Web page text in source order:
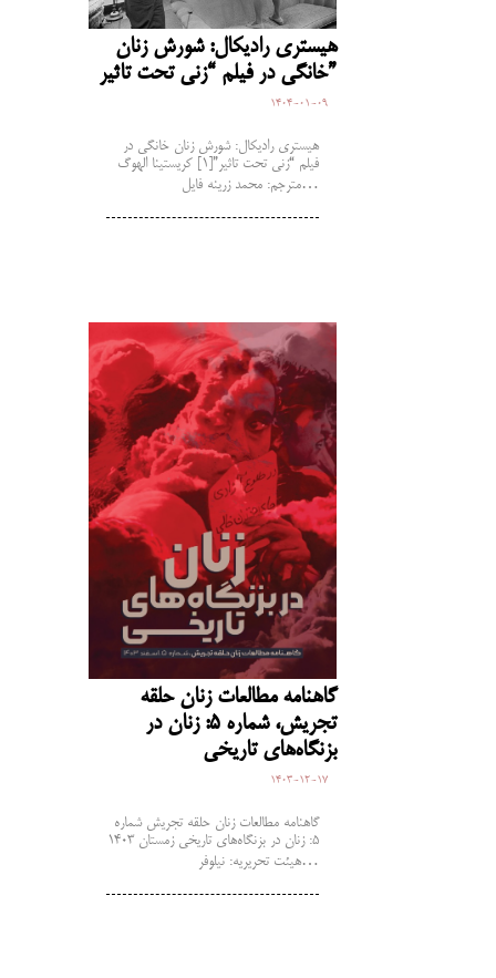
هیستری رادیکال: شورش زنان
خانگی در فیلم “زنی تحت تاثیر”
1404-01-09
هیستری رادیکال: شورش زنان خانگی در
فیلم “زنی تحت تاثیر”[1] کریستینا الهوگ
مترجم: محمد زرینه فایل…
گاهنامه مطالعات زنان حلقه
تجریش، شماره 5: زنان در
بزنگاه‌های تاریخی
1403-12-17
گاهنامه مطالعات زنان حلقه تجریش شماره
۵: زنان در بزنگاه‌های تاریخی زمستان ۱۴۰۳
هیئت تحریریه: نیلوفر…